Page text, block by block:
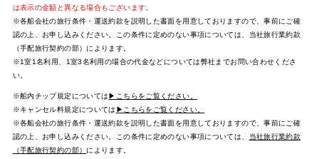
は表示の金額と異なる場合もございます。
※各船会社の旅行条件・運送約款を説明した書面を用意しておりますので、事前にご確
認の上、お申し込みください。この条件に定めのない事項については、当社旅行業約款
（手配旅行契約の部）によります。
※1室1名利用、1室3名利用の場合の代金などについては弊社までお問い合わせくださ
い。
※船内チップ規定については▶こちらをご覧ください。
※キャンセル料規定については ▶こちらをご覧ください。
※各船会社の旅行条件・運送約款を説明した書面を用意しておりますので、事前にご確
認の上、お申し込みください。この条件に定めのない事項については、
当社旅行業約款
（手配旅行契約の部） によります。